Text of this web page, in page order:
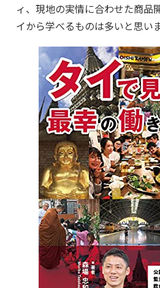
ィ、現地の実情に合わせた商品
イから学べるものは多いと思いま